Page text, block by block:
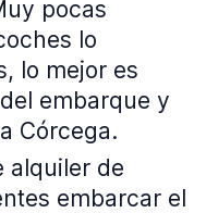
pocas
lo
lo mejor es
embarque y
Córcega.
alquiler de
embarcar el